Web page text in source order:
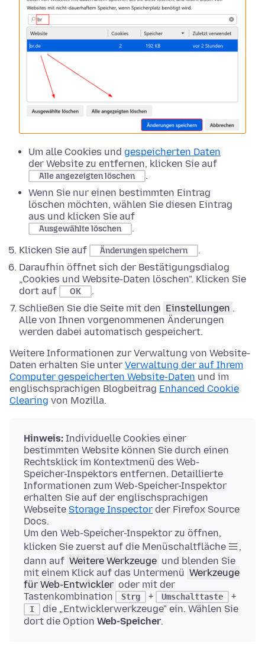
Um alle Cookies und gespeicherten Daten
der Website zu entfernen, klicken Sie auf
Alle angezeigten löschen
.
Wenn Sie nur einen bestimmten Eintrag
löschen möchten, wählen Sie diesen Eintrag
aus und klicken Sie auf
Ausgewählte löschen
.
Klicken Sie auf
Änderungen speichern
.
Daraufhin öffnet sich der Bestätigungsdialog
„Cookies und Website-Daten löschen". Klicken Sie
dort auf
OK
.
Schließen Sie die Seite mit den Einstellungen .
Alle von Ihnen vorgenommenen Änderungen
werden dabei automatisch gespeichert.
Weitere Informationen zur Verwaltung von Website-
Daten erhalten Sie unter Verwaltung der auf Ihrem
Computer gespeicherten Website-Daten und im
englischsprachigen Blogbeitrag Enhanced Cookie
Clearing von Mozilla.
Hinweis: Individuelle Cookies einer
bestimmten Website können Sie durch einen
Rechtsklick im Kontextmenü des Web-
Speicher-Inspektors entfernen. Detaillierte
Informationen zum Web-Speicher-Inspektor
erhalten Sie auf der englischsprachigen
Webseite Storage Inspector der Firefox Source
Docs.
Um den Web-Speicher-Inspektor zu öffnen,
klicken Sie zuerst auf die Menüschaltfläche
,
dann auf Weitere Werkzeuge und blenden Sie
mit einem Klick auf das Untermenü Werkzeuge
für Web-Entwickler oder mit der
Tastenkombination
Strg + Umschalttaste +
I
die „Entwicklerwerkzeuge" ein. Wählen Sie
dort die Option Web-Speicher.